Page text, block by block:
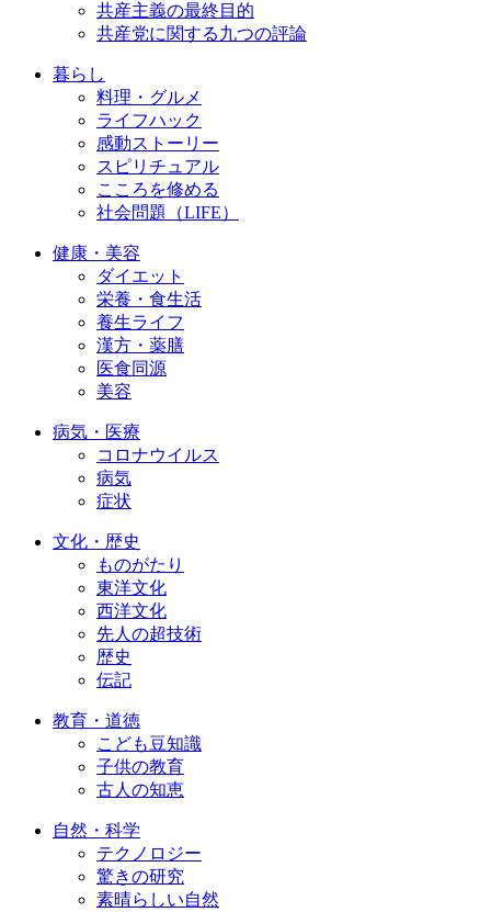
共産主義の最終目的
共産党に関する九つの評論
暮らし
料理・グルメ
ライフハック
感動ストーリー
スピリチュアル
こころを修める
社会問題（LIFE）
健康・美容
ダイエット
栄養・食生活
養生ライフ
漢方・薬膳
医食同源
美容
病気・医療
コロナウイルス
病気
症状
文化・歴史
ものがたり
東洋文化
西洋文化
先人の超技術
歴史
伝記
教育・道徳
こども豆知識
子供の教育
古人の知恵
自然・科学
テクノロジー
驚きの研究
素晴らしい自然